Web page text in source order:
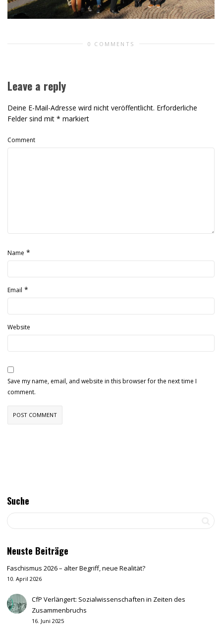
0 COMMENTS
Leave a reply
Deine E-Mail-Adresse wird nicht veröffentlicht. Erforderliche
Felder sind mit * markiert
Comment
Name *
Email *
Website
Save my name, email, and website in this browser for the next time I
comment.
Suche
Neuste Beiträge
Faschismus 2026 – alter Begriff, neue Realität?
10. April 2026
CfP Verlängert: Sozialwissenschaften in Zeiten des
Zusammenbruchs
16. Juni 2025